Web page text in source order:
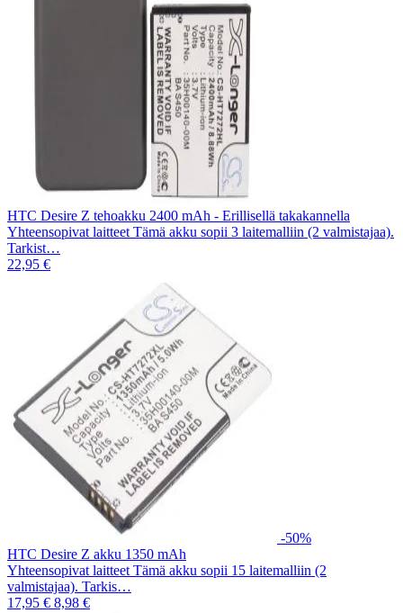
HTC Desire Z tehoakku 2400 mAh - Erillisellä takakannella
Yhteensopivat laitteet Tämä akku sopii 3 laitemalliin (2 valmistajaa).
Tarkist…
22,95 €
-50%
HTC Desire Z akku 1350 mAh
Yhteensopivat laitteet Tämä akku sopii 15 laitemalliin (2
valmistajaa). Tarkis…
17,95 € 8,98 €